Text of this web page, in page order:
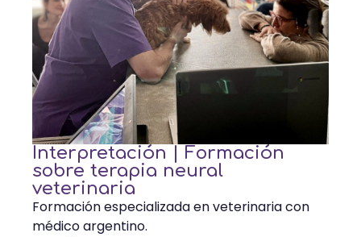
Interpretación | Formación
sobre terapia neural
veterinaria
Formación especializada en veterinaria con
médico argentino.